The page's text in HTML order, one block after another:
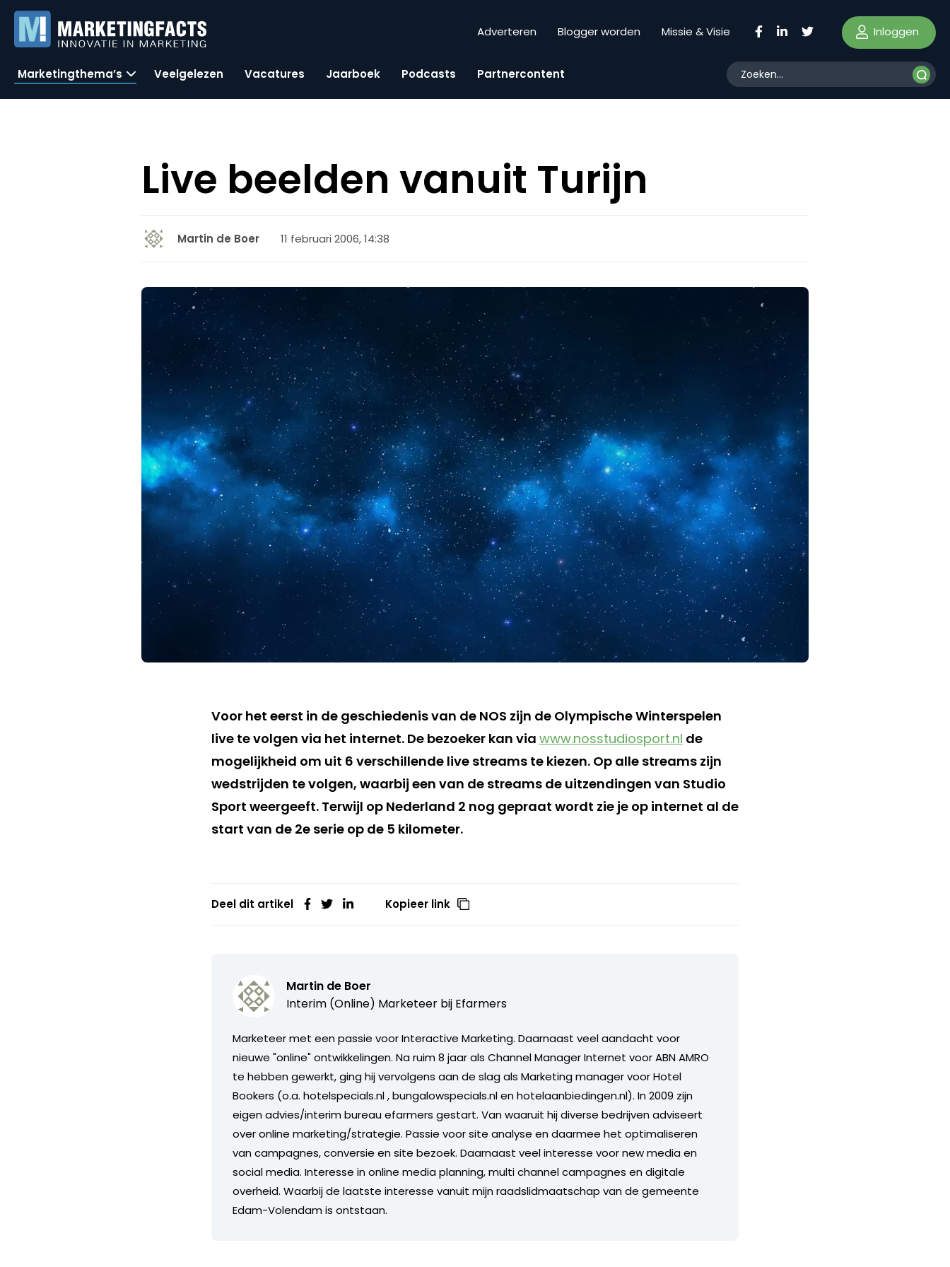
Adverteren Blogger worden Missie & Visie Inloggen
Marketingthema’s Veelgelezen Vacatures Jaarboek Podcasts Partnercontent
Live beelden vanuit Turijn
Martin de Boer 11 februari 2006, 14:38
Voor het eerst in de geschiedenis van de NOS zijn de Olympische Winterspelen
live te volgen via het internet. De bezoeker kan via www.nosstudiosport.nl de
mogelijkheid om uit 6 verschillende live streams te kiezen. Op alle streams zijn
wedstrijden te volgen, waarbij een van de streams de uitzendingen van Studio
Sport weergeeft. Terwijl op Nederland 2 nog gepraat wordt zie je op internet al de
start van de 2e serie op de 5 kilometer.
Deel dit artikel Kopieer link
Martin de Boer
Interim (Online) Marketeer bij Efarmers
Marketeer met een passie voor Interactive Marketing. Daarnaast veel aandacht voor
nieuwe "online" ontwikkelingen. Na ruim 8 jaar als Channel Manager Internet voor ABN AMRO
te hebben gewerkt, ging hij vervolgens aan de slag als Marketing manager voor Hotel
Bookers (o.a. hotelspecials.nl , bungalowspecials.nl en hotelaanbiedingen.nl). In 2009 zijn
eigen advies/interim bureau efarmers gestart. Van waaruit hij diverse bedrijven adviseert
over online marketing/strategie. Passie voor site analyse en daarmee het optimaliseren
van campagnes, conversie en site bezoek. Daarnaast veel interesse voor new media en
social media. Interesse in online media planning, multi channel campagnes en digitale
overheid. Waarbij de laatste interesse vanuit mijn raadslidmaatschap van de gemeente
Edam-Volendam is ontstaan.